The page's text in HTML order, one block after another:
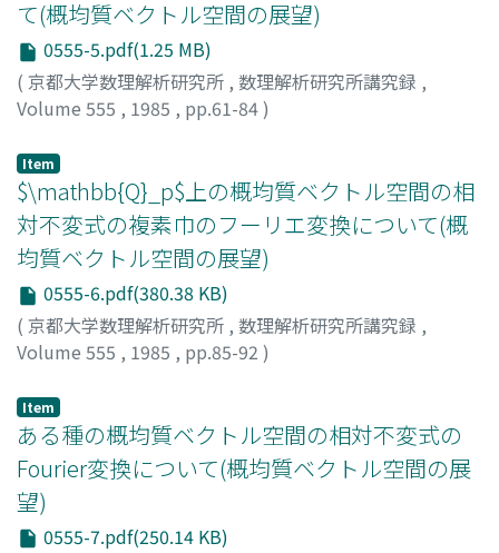
て(概均質ベクトル空間の展望)
0555-5.pdf(1.25 MB)
( 京都大学数理解析研究所 , 数理解析研究所講究録 ,
Volume 555 , 1985 , pp.61-84)
Item
$\mathbb{Q}_p$上の概均質ベクトル空間の相
対不変式の複素巾のフーリエ変換について(概
均質ベクトル空間の展望)
0555-6.pdf(380.38 KB)
( 京都大学数理解析研究所 , 数理解析研究所講究録 ,
Volume 555 , 1985 , pp.85-92 )
Item
ある種の概均質ベクトル空間の相対不変式の
Fourier変換について(概均質ベクトル空間の展
望)
0555-7.pdf(250.14 KB)